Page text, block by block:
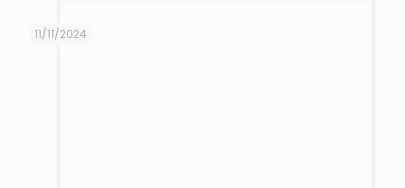
11/11/2024